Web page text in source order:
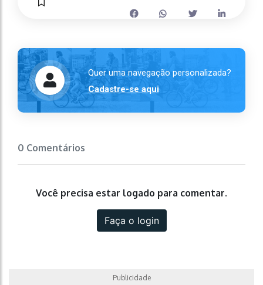
Quer uma navegação personalizada?
Cadastre-se aqui
0 Comentários
Você precisa estar logado para comentar.
Faça o login
Publicidade